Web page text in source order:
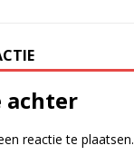
achter
reactie te plaatsen.